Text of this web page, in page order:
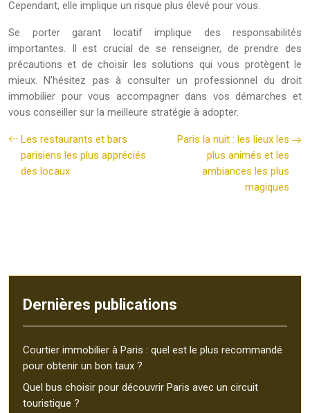
Cependant, elle implique un risque plus élevé pour vous.
Se porter garant locatif implique des responsabilités
importantes. Il est crucial de se renseigner, de prendre des
précautions et de choisir les solutions qui vous protègent le
mieux. N’hésitez pas à consulter un professionnel du droit
immobilier pour vous accompagner dans vos démarches et
vous conseiller sur la meilleure stratégie à adopter.
Les restaurants et bars
parisiens les plus appréciés
des locaux
Paris la nuit : les lieux les
plus animés et les
ambiances les plus
magiques
Dernières publications
Courtier immobilier à Paris : quel est le plus recommandé
pour obtenir un bon taux ?
Quel bus choisir pour découvrir Paris avec un circuit
touristique ?